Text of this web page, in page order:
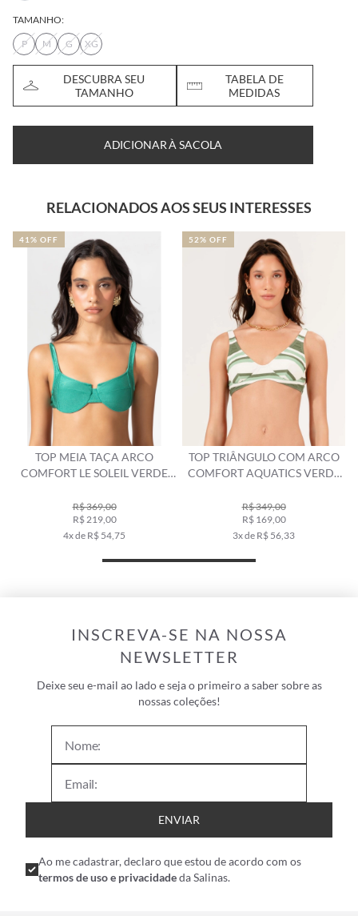
TAMANHO:
P
M G XG
DESCUBRA SEU
TAMANHO
TABELA DE
MEDIDAS
ADICIONAR À SACOLA
RELACIONADOS AOS SEUS INTERESSES
VERDE
TOP TRIÂNGULO COM ARCO
COMFORT AQUATICS VERDE
3x de R$ 56,33
52% OFF
TOP TRIÂNGULO
COMFORT BOBBY
4x de R$ 62,25
31% OFF
INSCREVA-SE NA NOSSA
NEWSLETTER
Deixe seu e-mail ao lado e seja o primeiro a saber sobre as
nossas coleções!
ENVIAR
Ao me cadastrar, declaro que estou de acordo com os
termos de uso e privacidadeda Salinas.